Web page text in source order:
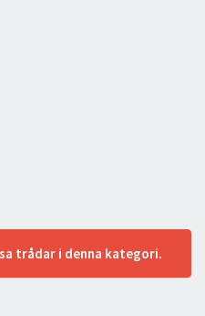
trådar i denna kategori.